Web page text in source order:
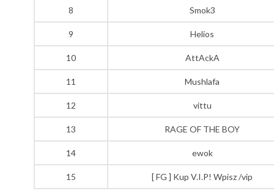
8 Smok3
9 Helios
10 AttAckA
11 Mushlafa
12 vittu
13 RAGE OF THE BOY
14 ewok
15 [ FG ] Kup V.I.P! Wpisz /vip